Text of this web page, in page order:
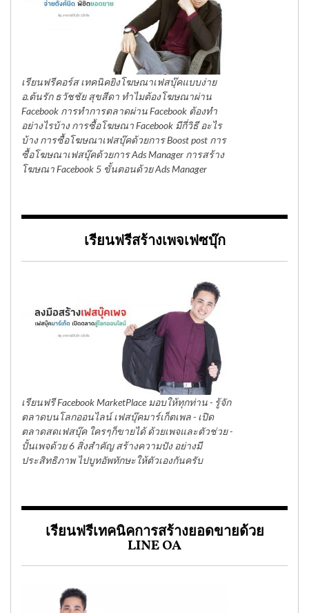
เรียนฟรีคอร์ส เทคนิคยิงโฆษณาเฟสบุ๊คแบบง่าย
อ.ต้นรัก ธวัชชัย สุขสีดา ทำไมต้องโฆษณาผ่าน
Facebook การทำการตลาดผ่าน Facebook ต้องทำ
อย่างไรบ้าง การซื้อโฆษณา Facebook มีกี่วิธี อะไร
บ้าง การซื้อโฆษณาเฟสบุ๊คด้วยการ Boost post การ
ซื้อโฆษณาเฟสบุ๊คด้วยการ Ads Manager การสร้าง
โฆษณา Facebook 5 ขั้นตอนด้วย Ads Manager
เรียนฟรีสร้างเพจเฟซบุ๊ก
เรียนฟรี Facebook MarketPlace มอบให้ทุกท่าน - รู้จัก
ตลาดบนโลกออนไลน์ เฟสบุ๊คมาร์เก็ตเพล - เปิด
ตลาดสดเฟสบุ๊ค ใครๆก็ขายได้ ด้วยเพจและตัวช่วย -
ปั้นเพจด้วย 6 สิ่งสำคัญ สร้างความปัง อย่างมี
ประสิทธิภาพ ไปบูทอัพทักษะให้ตัวเองกันครับ
เรียนฟรีเทคนิคการสร้างยอดขายด้วย
LINE OA